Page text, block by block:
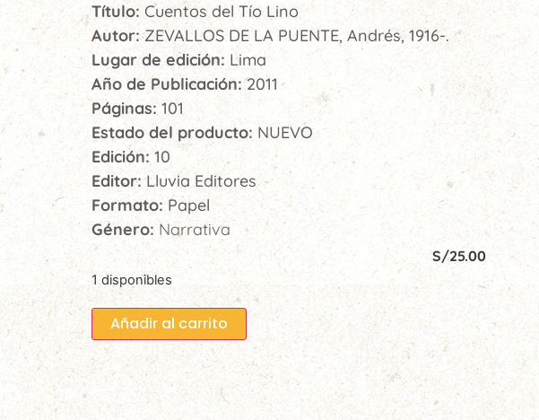
Título: Cuentos del Tío Lino
Autor:ZEVALLOS DE LA PUENTE, Andrés, 1916-.
Lugar de edición: Lima
Año de Publicación:2011
Páginas: 101
Estado del producto: NUEVO
Edición: 10
Editor:Lluvia Editores
Formato: Papel
Género: Narrativa
S/25.00
1 disponibles
Añadir al carrito